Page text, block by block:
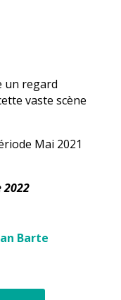
un regard
vaste scène
Mai 2021
Barte